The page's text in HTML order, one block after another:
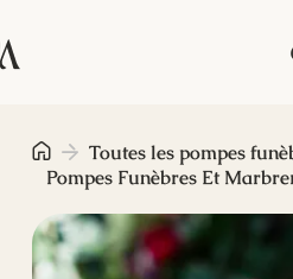
Toutes les pompes
Pompes Funèbres Et